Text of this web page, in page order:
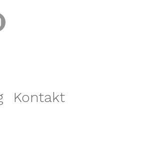
Kontakt